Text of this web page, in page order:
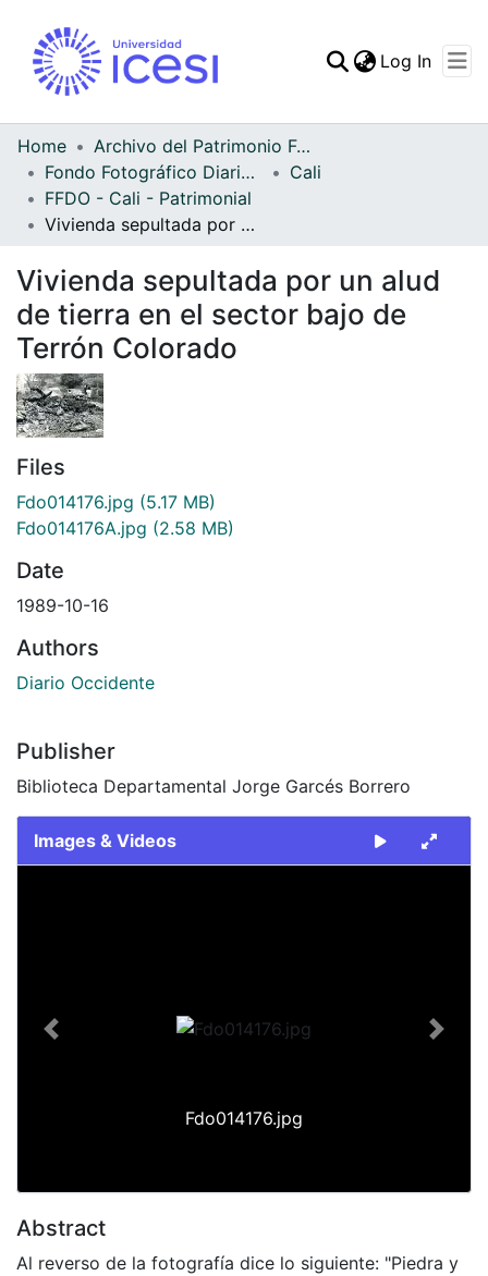
Statistics
Log In
Home
Archivo del Patrimonio Fotográfico y Fílmico del Valle del Cauca
Fondo Fotográfico Diario Occidente
Cali
FFDO - Cali - Patrimonial
Vivienda sepultada por un alud de tierra en el sector bajo de Terrón Colorado
Vivienda sepultada por un alud
de tierra en el sector bajo de
Terrón Colorado
Files
Fdo014176.jpg (5.17 MB)
Fdo014176A.jpg (2.58 MB)
Date
1989-10-16
Authors
Diario Occidente
Publisher
Biblioteca Departamental Jorge Garcés Borrero
Images & Videos
Fdo014176.jpg
Previous Next
Abstract
Al reverso de la fotografía dice lo siguiente: "Piedra y